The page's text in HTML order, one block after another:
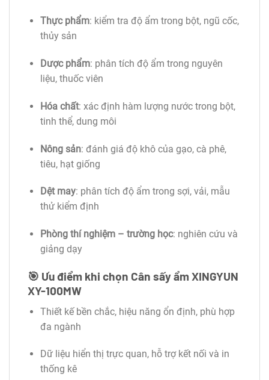
Thực phẩm: kiểm tra độ ẩm trong bột, ngũ cốc,
thủy sản
Dược phẩm: phân tích độ ẩm trong nguyên
liệu, thuốc viên
Hóa chất: xác định hàm lượng nước trong bột,
tinh thể, dung môi
Nông sản: đánh giá độ khô của gạo, cà phê,
tiêu, hạt giống
Dệt may: phân tích độ ẩm trong sợi, vải, mẫu
thử kiểm định
Phòng thí nghiệm – trường học: nghiên cứu và
giảng dạy
🎯 Ưu điểm khi chọn Cân sấy ẩm XINGYUN
XY-100MW
Thiết kế bền chắc, hiệu năng ổn định, phù hợp
đa ngành
Dữ liệu hiển thị trực quan, hỗ trợ kết nối và in
thống kê